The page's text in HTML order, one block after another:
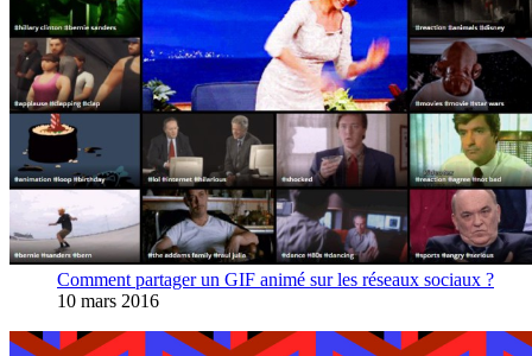
Comment partager un GIF animé sur les réseaux sociaux ?
10 mars 2016